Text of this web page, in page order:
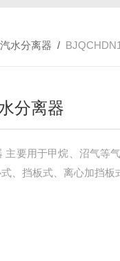
汽水分离器 /
分离器
主要用于甲烷、沼气等
、挡板式、离心加挡板